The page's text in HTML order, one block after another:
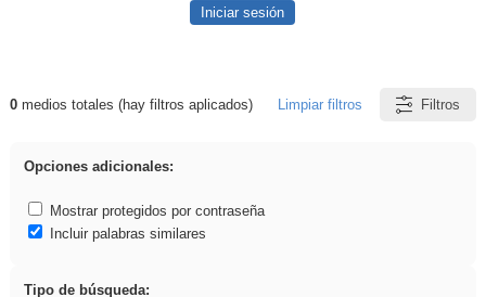
Iniciar sesión
Resultados de: Explorations
0medios totales (hay filtros aplicados) Limpiar filtros Filtros
Opciones adicionales:
Mostrar protegidos por contraseña
Incluir palabras similares
Tipo de búsqueda: